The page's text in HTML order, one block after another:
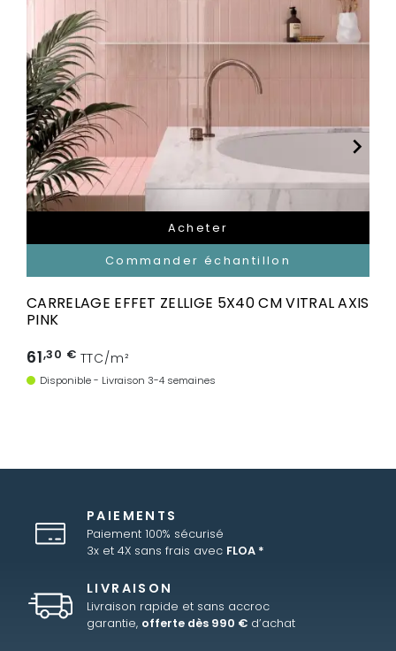

Acheter
Commander échantillon
CARRELAGE EFFET ZELLIGE 5X40 CM VITRAL AXIS
PINK
61,30 € TTC/m²
Disponible - Livraison 3-4 semaines

PAIEMENTS
Paiement 100% sécurisé
3x et 4X sans frais avec FLOA *
LIVRAISON
Livraison rapide et sans accroc
garantie, offerte dès 990 € d’achat